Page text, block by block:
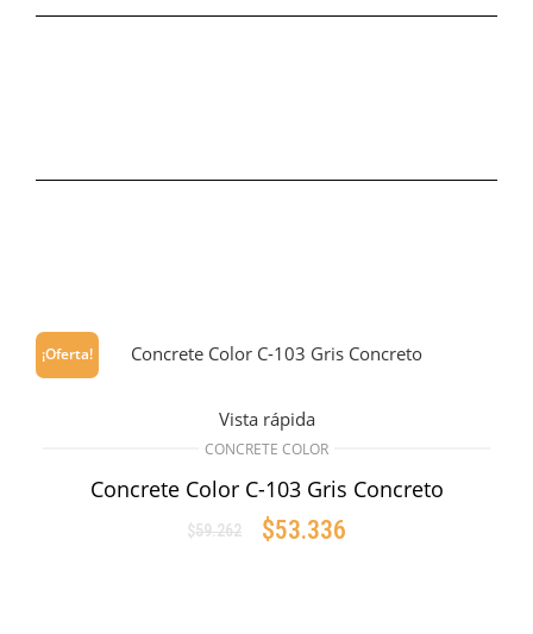
¡Oferta!
Vista rápida
CONCRETE COLOR
Concrete Color C-103 Gris Concreto
$59.262 $53.336